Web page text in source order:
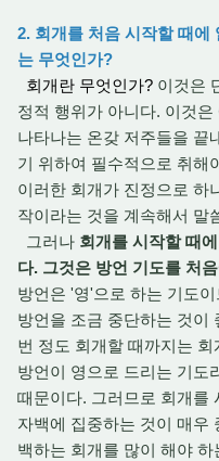
2. 회개를 처음 시작할 때에
는 무엇인가?
회개란 무엇인가? 이것은
정적 행위가 아니다. 이것
나타나는 온갖 저주들을 끝
기 위하여 필수적으로 취해
이러한 회개가 진정으로 하
작이라는 것을 계속해서 말
그러나 회개를 시작할 때
다. 그것은 방언 기도를 처
방언은 '영'으로 하는 기도
방언을 조금 중단하는 것이
번 정도 회개할 때까지는
방언이 영으로 드리는 기도
때문이다. 그러므로 회개를
자백에 집중하는 것이 매우
백하는 회개를 많이 해야